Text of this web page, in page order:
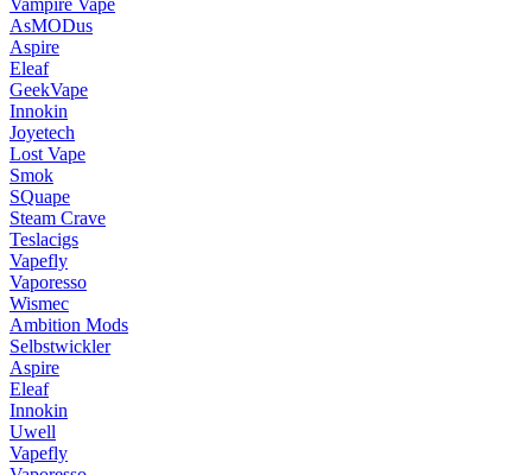
AsMODus
Aspire
Eleaf
GeekVape
Innokin
Joyetech
Lost Vape
Smok
SQuape
Steam Crave
Teslacigs
Vapefly
Vaporesso
Wismec
Ambition Mods
Selbstwickler
Aspire
Eleaf
Innokin
Uwell
Vapefly